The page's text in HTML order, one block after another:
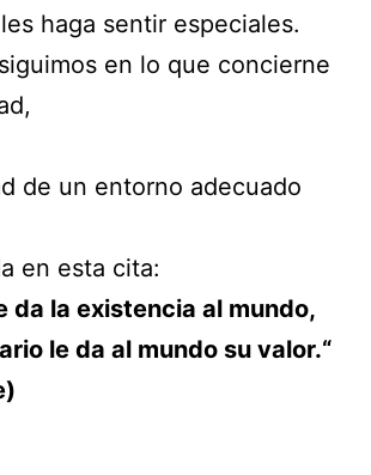
haga sentir especiales.
en lo que concierne
de un entorno adecuado
en esta cita:
da la existencia al mundo,
le da al mundo su valor.“